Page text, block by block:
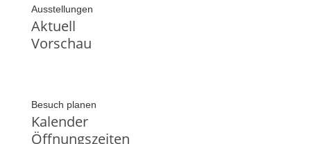
Ausstellungen
Aktuell
Vorschau
Besuch planen
Kalender
Öffnungszeiten